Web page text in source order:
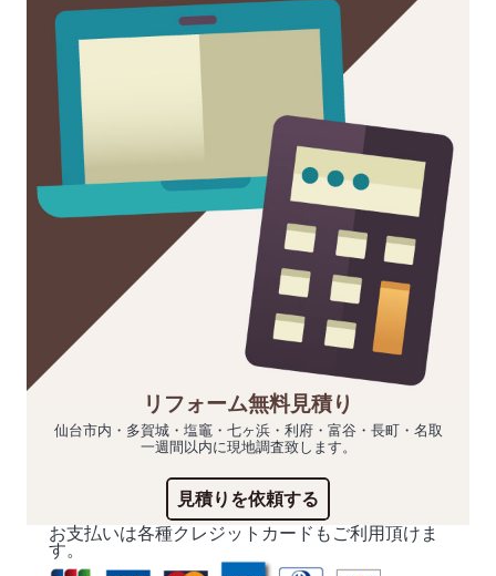
リフォーム無料見積り
仙台市内・多賀城・塩竈・七ヶ浜・利府・富谷・長町・名取
一週間以内に現地調査致します。
見積りを依頼する
お支払いは各種クレジットカードもご利用頂けま
す。